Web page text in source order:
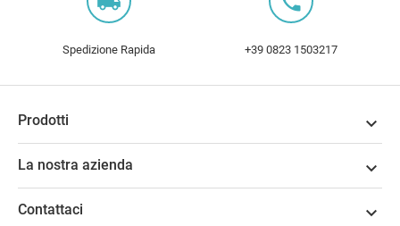
Spedizione Rapida +39 0823 1503217
Prodotti 
La nostra azienda 
Contattaci 